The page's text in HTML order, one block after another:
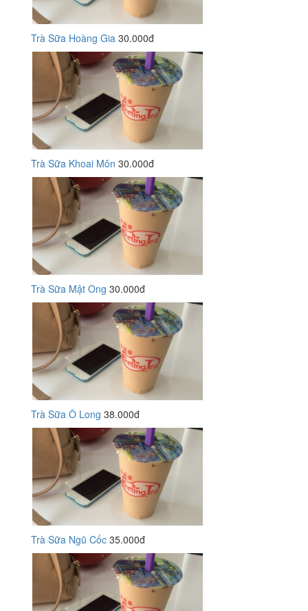
Trà Sữa Hoàng Gia 30.000đ
Trà Sữa Khoai Môn 30.000đ
Trà Sữa Mật Ong 30.000đ
Trà Sữa Ô Long 38.000đ
Trà Sữa Ngũ Cốc 35.000đ